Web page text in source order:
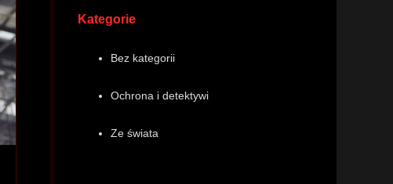
Kategorie
Bez kategorii
Ochrona i detektywi
Ze świata